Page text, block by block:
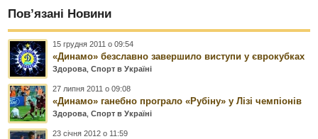
Пов’язані Новини
15 грудня 2011 о 09:54
«Динамо» безславно завершило виступи у єврокубках
Здорова ,Спорт в Україні
27 липня 2011 о 09:08
«Динамо» ганебно програло «Рубіну» у Лізі чемпіонів
Здорова ,Спорт в Україні
23 січня 2012 о 11:59